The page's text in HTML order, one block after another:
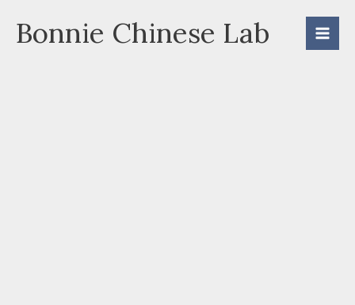
Bonnie Chinese Lab